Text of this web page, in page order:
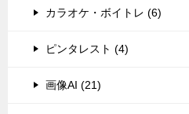
カラオケ・ボイトレ (6)
ピンタレスト (4)
画像AI (21)